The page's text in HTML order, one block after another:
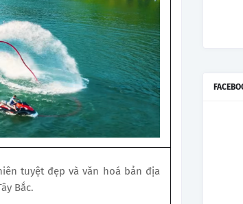
tuyệt đẹp và văn hoá bản địa
Bắc.